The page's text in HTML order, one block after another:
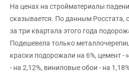
На ценах на стройматериалы
сказывается. По данным Росстата,
за три квартала этого года
Подешевела только
краски подорожали на 6%, цемент -
- на 2,12%, виниловые обои - на